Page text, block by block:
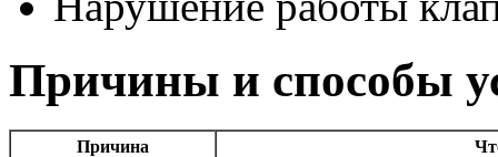
Причины и способы
Причина